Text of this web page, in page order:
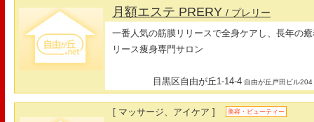
月額エステ PRERY/ プレリー
一番人気の筋膜リリースで全身ケアし、長年の
リース痩身専門サロン
目黒区自由が丘1-14-4 自由が丘戸田ビル204
[ マッサージ、アイケア ] 美容・ビューティー